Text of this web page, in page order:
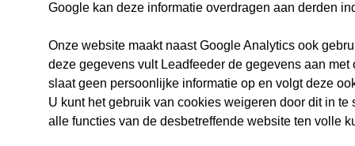
Google kan deze informatie overdragen aan derden
Onze website maakt naast Google Analytics ook
deze gegevens vult Leadfeeder de gegevens aan
slaat geen persoonlijke informatie op en volgt deze
U kunt het gebruik van cookies weigeren door dit in
alle functies van de desbetreffende website ten volle